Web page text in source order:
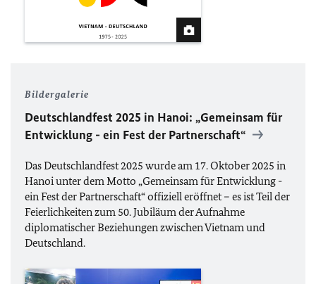
Bildergalerie
Deutschlandfest 2025 in Hanoi: „Gemeinsam für
Entwicklung - ein Fest der Partnerschaft“
Das Deutschlandfest 2025 wurde am 17. Oktober 2025 in
Hanoi unter dem Motto „Gemeinsam für Entwicklung -
ein Fest der Partnerschaft“ offiziell eröffnet – es ist Teil der
Feierlichkeiten zum 50. Jubiläum der Aufnahme
diplomatischer Beziehungen zwischen Vietnam und
Deutschland.